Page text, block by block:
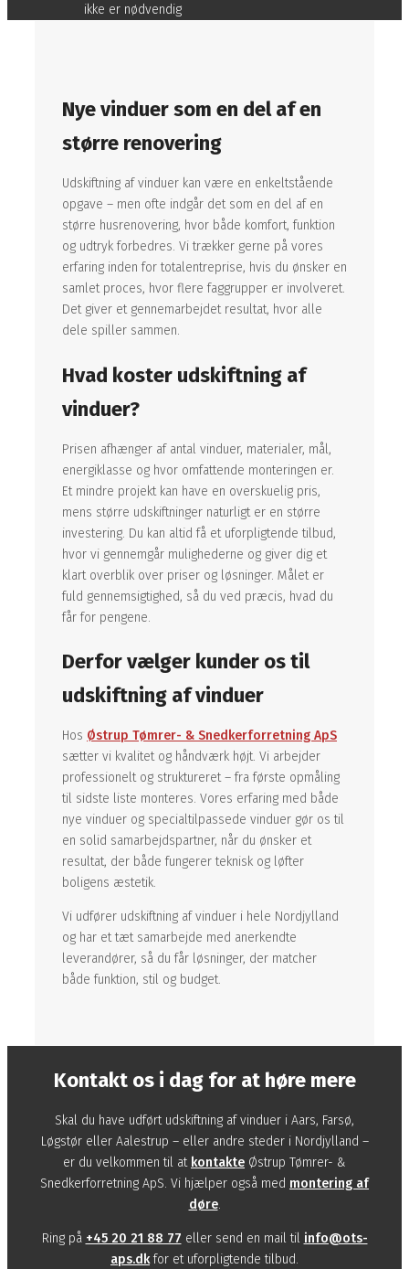
ikke er nødvendig
Nye vinduer som en del af en
større renovering
Udskiftning af vinduer kan være en enkeltstående
opgave – men ofte indgår det som en del af en
større husrenovering, hvor både komfort, funktion
og udtryk forbedres. Vi trækker gerne på vores
erfaring inden for totalentreprise, hvis du ønsker en
samlet proces, hvor flere faggrupper er involveret.
Det giver et gennemarbejdet resultat, hvor alle
dele spiller sammen.
Hvad koster udskiftning af
vinduer?
Prisen afhænger af antal vinduer, materialer, mål,
energiklasse og hvor omfattende monteringen er.
Et mindre projekt kan have en overskuelig pris,
mens større udskiftninger naturligt er en større
investering. Du kan altid få et uforpligtende tilbud,
hvor vi gennemgår mulighederne og giver dig et
klart overblik over priser og løsninger. Målet er
fuld gennemsigtighed, så du ved præcis, hvad du
får for pengene.
Derfor vælger kunder os til
udskiftning af vinduer
Hos Østrup Tømrer- & Snedkerforretning ApS
sætter vi kvalitet og håndværk højt. Vi arbejder
professionelt og struktureret – fra første opmåling
til sidste liste monteres. Vores erfaring med både
nye vinduer og specialtilpassede vinduer gør os til
en solid samarbejdspartner, når du ønsker et
resultat, der både fungerer teknisk og løfter
boligens æstetik.
Vi udfører udskiftning af vinduer i hele Nordjylland
og har et tæt samarbejde med anerkendte
leverandører, så du får løsninger, der matcher
både funktion, stil og budget.
Kontakt os i dag for at høre mere
Skal du have udført udskiftning af vinduer i Aars, Farsø,
Løgstør eller Aalestrup – eller andre steder i Nordjylland –
er du velkommen til at kontakte Østrup Tømrer- &
Snedkerforretning ApS. Vi hjælper også med montering af
døre.
Ring på +45 20 21 88 77 eller send en mail til info@ots-
aps.dkfor et uforpligtende tilbud.